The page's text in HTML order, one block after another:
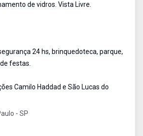
de vidros. Vista Livre.
24 hs, brinquedoteca, parque,
festas.
Camilo Haddad e São Lucas do
- SP